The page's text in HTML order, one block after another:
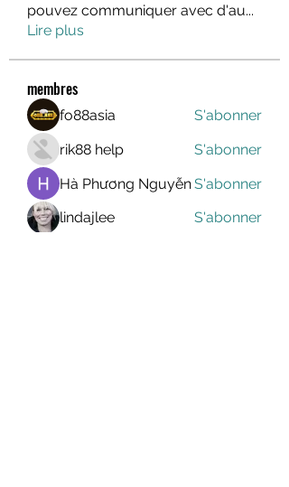
pouvez communiquer avec d'au...
Lire plus
membres
fo88asia
S'abonner
rik88 help
S'abonner
Hà Phương NguyễnS'abonner
lindajlee
S'abonner